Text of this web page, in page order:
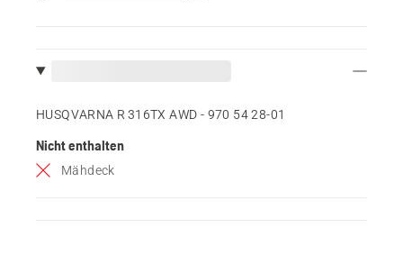
HUSQVARNA R 316TX AWD - 970 54 28‑01
Nicht enthalten
Mähdeck